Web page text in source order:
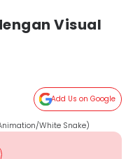
Visual
Add Us on Google
White Snake)